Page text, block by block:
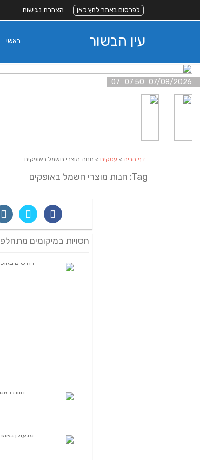
לפרסום באתר לחץ כאן הצהרת נגישות
עין הבשור ראשי
07/08/2026 07:50 07
דף הבית > עסקים > חנות מוצרי חשמל באופקים
Tag: חנות מוצרי חשמל באופקים
חסויות במיקומים